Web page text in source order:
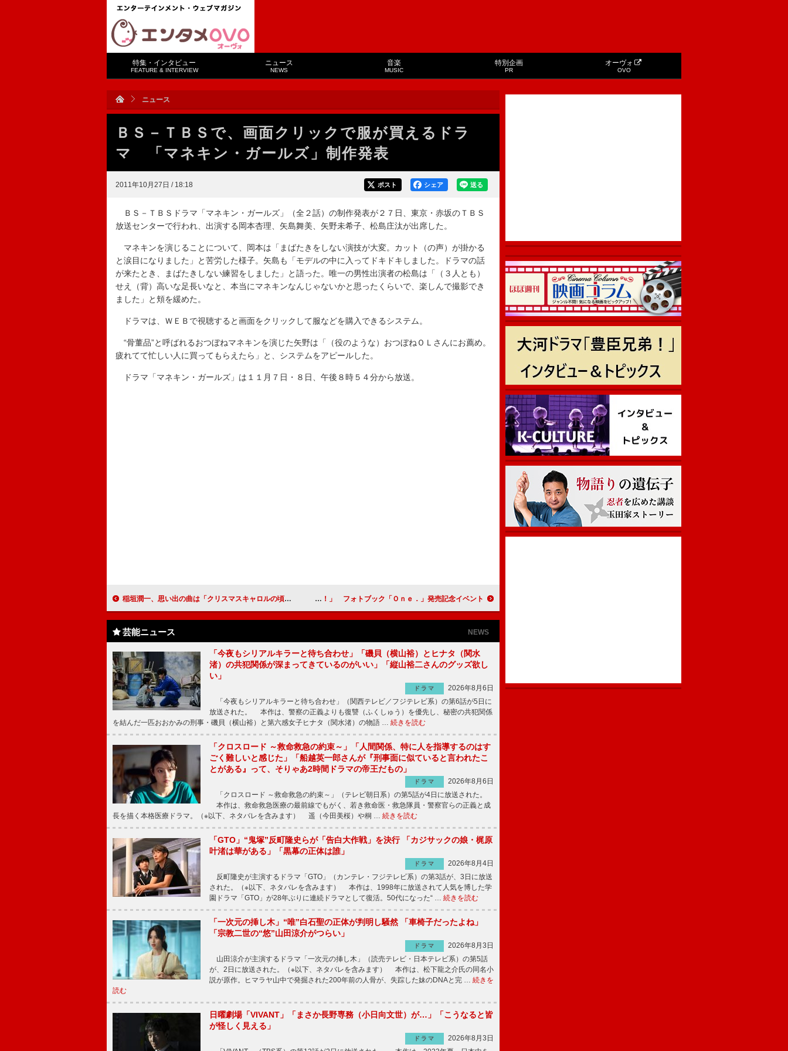
特集・インタビュー
FEATURE & INTERVIEW
ニュース
NEWS
音楽
MUSIC
特別企画
PR
オーヴォ
OVO
ニュース
ＢＳ－ＴＢＳで、画面クリックで服が買えるドラ
マ 「マネキン・ガールズ」制作発表
2011年10月27日 / 18:18 送る
シェア
ポスト
ＢＳ－ＴＢＳドラマ「マネキン・ガールズ」（全２話）の制作発表が２７日、東京・赤坂のＴＢＳ
放送センターで行われ、出演する岡本杏理、矢島舞美、矢野未希子、松島庄汰が出席した。
マネキンを演じることについて、岡本は「まばたきをしない演技が大変。カット（の声）が掛かる
と涙目になりました」と苦労した様子。矢島も「モデルの中に入ってドキドキしました。ドラマの話
が来たとき、まばたきしない練習をしました」と語った。唯一の男性出演者の松島は「（３人とも）
せえ（背）高いな足長いなと、本当にマネキンなんじゃないかと思ったくらいで、楽しんで撮影でき
ました」と頬を緩めた。
ドラマは、ＷＥＢで視聴すると画面をクリックして服などを購入できるシステム。
“骨董品”と呼ばれるおつぼねマネキンを演じた矢野は「（役のような）おつぼねＯＬさんにお薦め。
疲れてて忙しい人に買ってもらえたら」と、システムをアピールした。
ドラマ「マネキン・ガールズ」は１１月７日・８日、午後８時５４分から放送。
稲垣潤一、思い出の曲は「クリスマスキャロルの頃には」 デビュー３０周年記念イベント、ゲストに松本伊代 香里奈、「相手がいたら今すぐに結婚？！」 フォトブック「Ｏｎｅ．」発売記念イベント
芸能ニュース NEWS
「今夜もシリアルキラーと待ち合わせ」「磯貝（横山裕）とヒナタ（関水
渚）の共犯関係が深まってきているのがいい」「縦山裕二さんのグッズ欲し
い」
ドラマ
2026年8月6日
「今夜もシリアルキラーと待ち合わせ」（関西テレビ／フジテレビ系）の第6話が5日に
放送された。 本作は、警察の正義よりも復讐（ふくしゅう）を優先し、秘密の共犯関係
を結んだ一匹おおかみの刑事・磯貝（横山裕）と第六感女子ヒナタ（関水渚）の物語 … 続きを読む
「クロスロード ～救命救急の約束～」「人間関係、特に人を指導するのはす
ごく難しいと感じた」「船越英一郎さんが『刑事面に似ていると言われたこ
とがある』って、そりゃあ2時間ドラマの帝王だもの」
ドラマ
2026年8月6日
「クロスロード ～救命救急の約束～」（テレビ朝日系）の第5話が4日に放送された。
本作は、救命救急医療の最前線でもがく、若き救命医・救急隊員・警察官らの正義と成
長を描く本格医療ドラマ。（※以下、ネタバレを含みます） 遥（今田美桜）や桐 … 続きを読む
「GTO」“鬼塚”反町隆史らが「告白大作戦」を決行 「カジサックの娘・梶原
叶渚は華がある」「黒幕の正体は誰」
ドラマ
2026年8月4日
反町隆史が主演するドラマ「GTO」（カンテレ・フジテレビ系）の第3話が、3日に放送
された。（※以下、ネタバレを含みます） 本作は、1998年に放送されて人気を博した学
園ドラマ「GTO」が28年ぶりに連続ドラマとして復活。50代になった“ … 続きを読む
「一次元の挿し木」“唯”白石聖の正体が判明し騒然 「車椅子だったよね」
「宗教二世の“悠”山田涼介がつらい」
ドラマ
2026年8月3日
山田涼介が主演するドラマ「一次元の挿し木」（読売テレビ・日本テレビ系）の第5話
が、2日に放送された。（※以下、ネタバレを含みます） 本作は、松下龍之介氏の同名小
説が原作。ヒマラヤ山中で発掘された200年前の人骨が、失踪した妹のDNAと完 … 続きを
読む
日曜劇場「VIVANT」「まさか長野専務（小日向文世）が…」「こうなると皆
が怪しく見える」
ドラマ
2026年8月3日